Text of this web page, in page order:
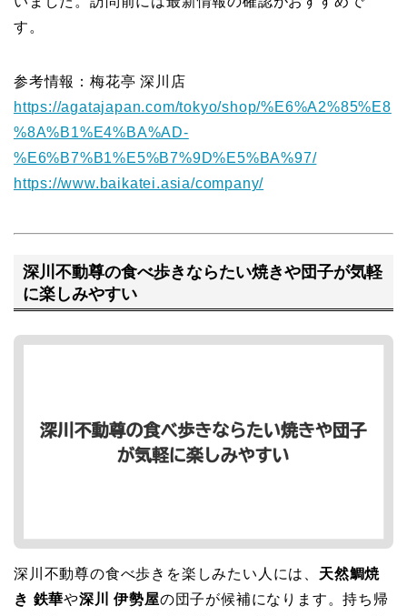
す。
参考情報：梅花亭 深川店
https://agatajapan.com/tokyo/shop/%E6%A2%85%E8
%8A%B1%E4%BA%AD-
%E6%B7%B1%E5%B7%9D%E5%BA%97/
https://www.baikatei.asia/company/
深川不動尊の食べ歩きならたい焼きや団子が気軽
に楽しみやすい
深川不動尊の食べ歩きを楽しみたい人には、 天然鯛焼
き 鉄華や深川 伊勢屋の団子が候補になります。持ち帰